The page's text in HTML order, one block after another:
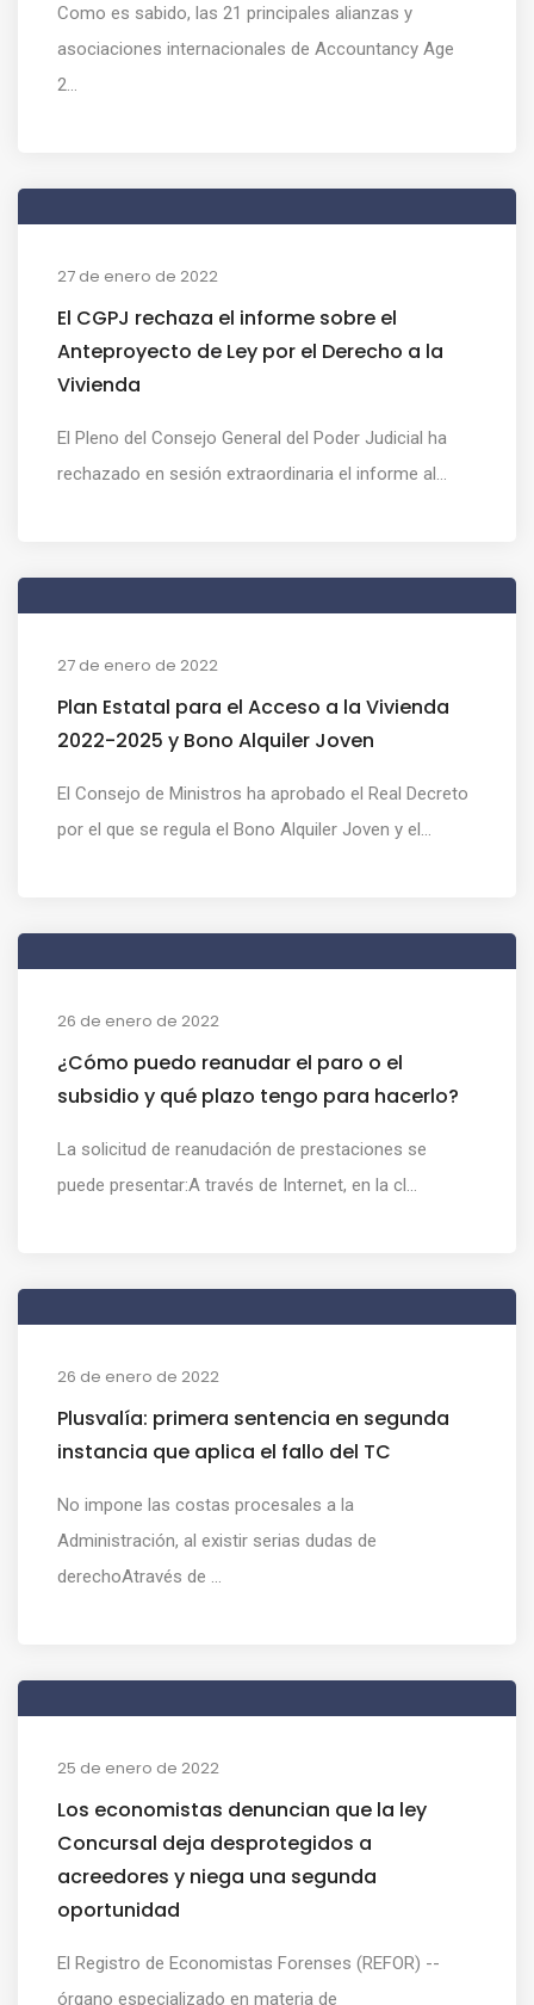
Como es sabido, las 21 principales alianzas y
asociaciones internacionales de Accountancy Age
2...
27 de enero de 2022
El CGPJ rechaza el informe sobre el
Anteproyecto de Ley por el Derecho a la
Vivienda
El Pleno del Consejo General del Poder Judicial ha
rechazado en sesión extraordinaria el informe al...
27 de enero de 2022
Plan Estatal para el Acceso a la Vivienda
2022-2025 y Bono Alquiler Joven
El Consejo de Ministros ha aprobado el Real Decreto
por el que se regula el Bono Alquiler Joven y el...
26 de enero de 2022
¿Cómo puedo reanudar el paro o el
subsidio y qué plazo tengo para hacerlo?
La solicitud de reanudación de prestaciones se
puede presentar:A través de Internet, en la cl...
26 de enero de 2022
Plusvalía: primera sentencia en segunda
instancia que aplica el fallo del TC
No impone las costas procesales a la
Administración, al existir serias dudas de
derechoAtravés de ...
25 de enero de 2022
Los economistas denuncian que la ley
Concursal deja desprotegidos a
acreedores y niega una segunda
oportunidad
El Registro de Economistas Forenses (REFOR) --
órgano especializado en materia de